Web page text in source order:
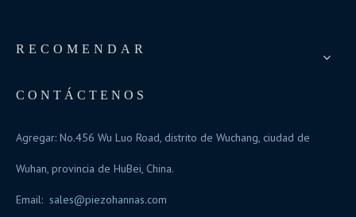
RECOMENDAR
CONTÁCTENOS
Agregar: No.456 Wu Luo Road, distrito de Wuchang, ciudad de
Wuhan, provincia de HuBei, China.
Email: sales@piezohannas.com